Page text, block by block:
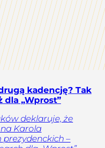
kadencję? Tak
dla „Wprost”
deklaruje, że
Karola
–